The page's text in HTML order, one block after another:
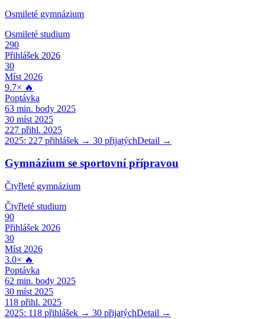
Osmileté gymnázium
Osmileté studium
290
Přihlášek 2026
30
Míst 2026
9.7× 🔥
Poptávka
63 min. body 2025
30 míst 2025
227 přihl. 2025
2025: 227 přihlášek → 30 přijatýchDetail →
Gymnázium se sportovní přípravou
Čtyřleté gymnázium
Čtyřleté studium
90
Přihlášek 2026
30
Míst 2026
3.0× 🔥
Poptávka
62 min. body 2025
30 míst 2025
118 přihl. 2025
2025: 118 přihlášek → 30 přijatýchDetail →